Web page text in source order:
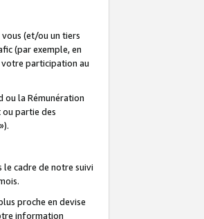
(et/ou un tiers
(par exemple, en
participation au
ou la Rémunération
partie des
»).
le cadre de notre suivi
proche en devise
information